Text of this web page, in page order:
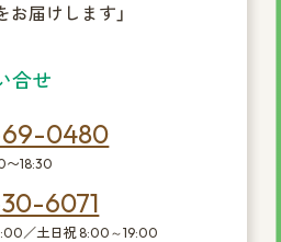
お届けします」
合せ
0480
〜18:30
6071
／土日祝 8:00～19:00